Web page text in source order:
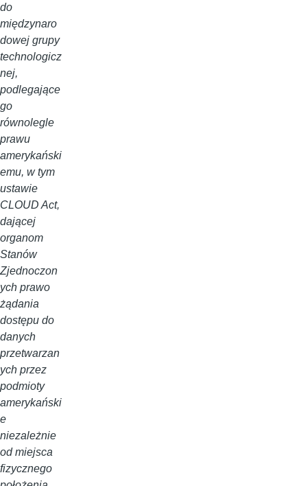
do
międzynaro
dowej grupy
technologicz
nej,
podlegające
go
równolegle
prawu
amerykański
emu, w tym
ustawie
CLOUD Act,
dającej
organom
Stanów
Zjednoczon
ych prawo
żądania
dostępu do
danych
przetwarzan
ych przez
podmioty
amerykański
e
niezależnie
od miejsca
fizycznego